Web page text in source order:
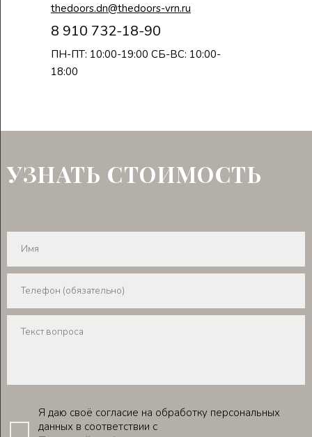
thedoors.dn@thedoors-vrn.ru
8 910 732-18-90
ПН-ПТ: 10:00-19:00 СБ-ВС: 10:00-
18:00
УЗНАТЬ СТОИМОСТЬ
Я даю своё согласие на обработку персональных
данных в соответствии с